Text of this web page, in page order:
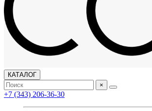
КАТАЛОГ
×
+7 (343) 206-36-30